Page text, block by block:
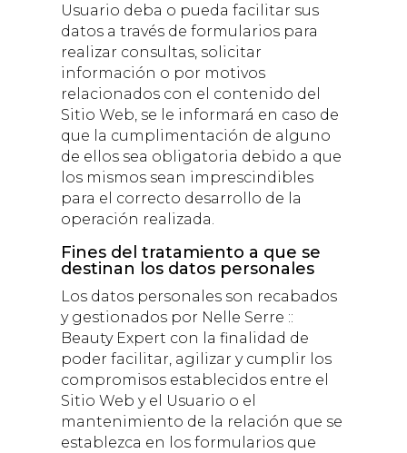
Usuario deba o pueda facilitar sus
datos a través de formularios para
realizar consultas, solicitar
información o por motivos
relacionados con el contenido del
Sitio Web, se le informará en caso de
que la cumplimentación de alguno
de ellos sea obligatoria debido a que
los mismos sean imprescindibles
para el correcto desarrollo de la
operación realizada.
Fines del tratamiento a que se
destinan los datos personales
Los datos personales son recabados
y gestionados por Nelle Serre ::
Beauty Expert con la finalidad de
poder facilitar, agilizar y cumplir los
compromisos establecidos entre el
Sitio Web y el Usuario o el
mantenimiento de la relación que se
establezca en los formularios que